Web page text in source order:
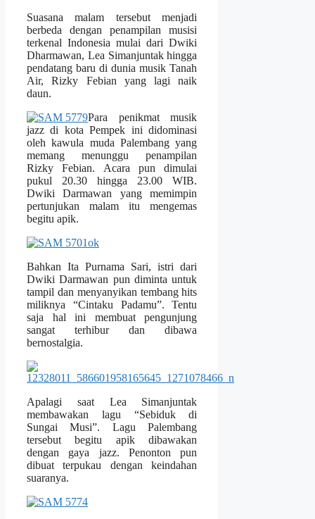
Suasana malam tersebut menjadi
berbeda dengan penampilan musisi
terkenal Indonesia mulai dari Dwiki
Dharmawan, Lea Simanjuntak hingga
pendatang baru di dunia musik Tanah
Air, Rizky Febian yang lagi naik
daun.
Para penikmat musik
jazz di kota Pempek ini didominasi
oleh kawula muda Palembang yang
memang menunggu penampilan
Rizky Febian. Acara pun dimulai
pukul 20.30 hingga 23.00 WIB.
Dwiki Darmawan yang memimpin
pertunjukan malam itu mengemas
begitu apik.
Bahkan Ita Purnama Sari, istri dari
Dwiki Darmawan pun diminta untuk
tampil dan menyanyikan tembang hits
miliknya “Cintaku Padamu”. Tentu
saja hal ini membuat pengunjung
sangat terhibur dan dibawa
bernostalgia.
Apalagi saat Lea Simanjuntak
membawakan lagu “Sebiduk di
Sungai Musi”. Lagu Palembang
tersebut begitu apik dibawakan
dengan gaya jazz. Penonton pun
dibuat terpukau dengan keindahan
suaranya.